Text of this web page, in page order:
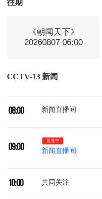
往期
《朝闻天下》
20260807 06:00
CCTV-13 新闻
新闻直播间
07:00 新闻直播间
08:00 新闻直播间
09:00
直播中
新闻直播间
10:00 共同关注